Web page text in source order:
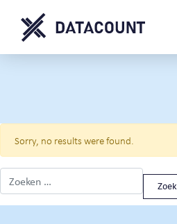
Sorry, no results were found.
Zoeken naar: